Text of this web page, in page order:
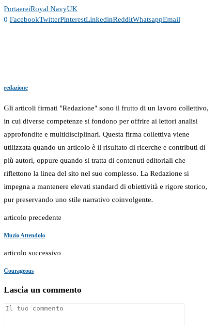
PortaereiRoyal NavyUK
0 FacebookTwitterPinterestLinkedinRedditWhatsappEmail
redazione
Gli articoli firmati "Redazione" sono il frutto di un lavoro collettivo,
in cui diverse competenze si fondono per offrire ai lettori analisi
approfondite e multidisciplinari. Questa firma collettiva viene
utilizzata quando un articolo è il risultato di ricerche e contributi di
più autori, oppure quando si tratta di contenuti editoriali che
riflettono la linea del sito nel suo complesso. La Redazione si
impegna a mantenere elevati standard di obiettività e rigore storico,
pur preservando uno stile narrativo coinvolgente.
articolo precedente
Muzio Attendolo
articolo successivo
Courageous
Lascia un commento